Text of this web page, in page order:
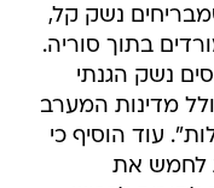
נשק קל,
בתוך סוריה.
נשק הגנתי
מדינות המערב
עוד הוסיף כי
לחמש את